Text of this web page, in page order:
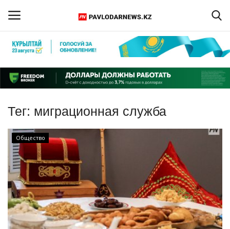
Регистрация
Главная
Обратная связь
ПАВЛОДАРСКАЯ ОБЛАСТЬ
КАЗАХСТАН
МИР
СПЕЦПРОЕКТЫ
Тег: миграционная служба
Общество